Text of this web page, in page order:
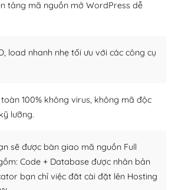
Internet hoặc nhờ chuyên gia.
trên WordPress
đồng lớn, sẵn sàng hỗ trợ
WordPress, họ sẽ giúp bạn trả
của bạn.
WordPress sẵn sàng hỗ trợ bạn
tảng mã nguồn mở WordPress dễ
load nhanh nhẹ tối ưu với các công cụ
100% không virus, không mã độc
lưỡng.
sẽ được bàn giao mã nguồn Full
Code + Database được nhân bản
bạn chỉ việc đăt cài đặt lên Hosting